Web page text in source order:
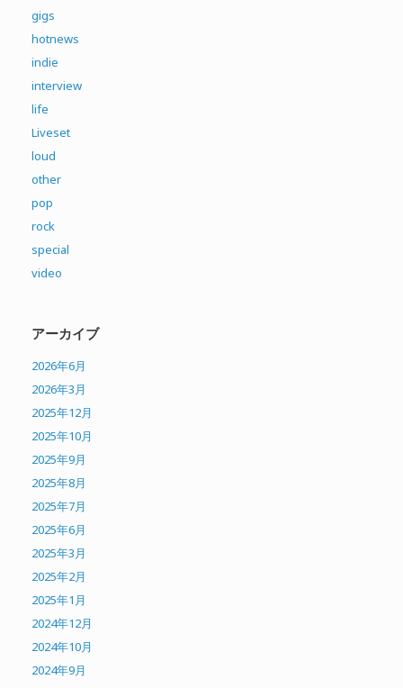
gigs
hotnews
indie
interview
life
Liveset
loud
other
pop
rock
special
video
アーカイブ
2026年6月
2026年3月
2025年12月
2025年10月
2025年9月
2025年8月
2025年7月
2025年6月
2025年3月
2025年2月
2025年1月
2024年12月
2024年10月
2024年9月